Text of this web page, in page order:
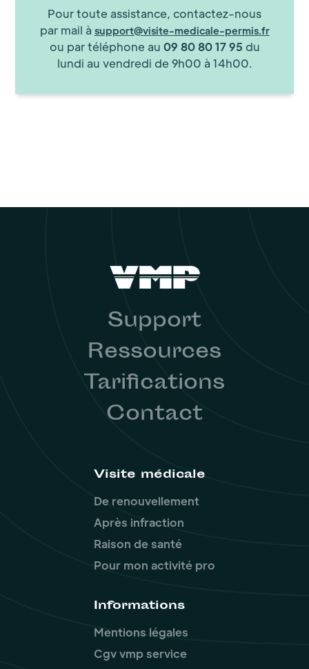
Pour toute assistance, contactez-nous
par mail à support@visite-medicale-permis.fr
ou par téléphone au 09 80 80 17 95 du
lundi au vendredi de 9h00 à 14h00.
Support
Ressources
Tarifications
Contact
Visite médicale
De renouvellement
Après infraction
Raison de santé
Pour mon activité pro
Informations
Mentions légales
Cgv vmp service